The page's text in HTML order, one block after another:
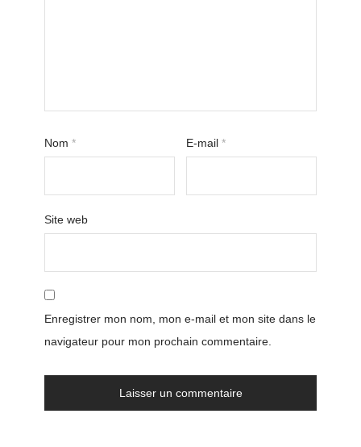
Nom * E-mail *
Site web
Enregistrer mon nom, mon e-mail et mon site dans le
navigateur pour mon prochain commentaire.